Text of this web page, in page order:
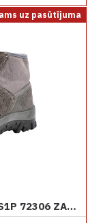
uz pasūtījuma
DARBA DROŠĪBAS ZĀBAKI BELLOTA S1P 72306 ZAMŠĀDA